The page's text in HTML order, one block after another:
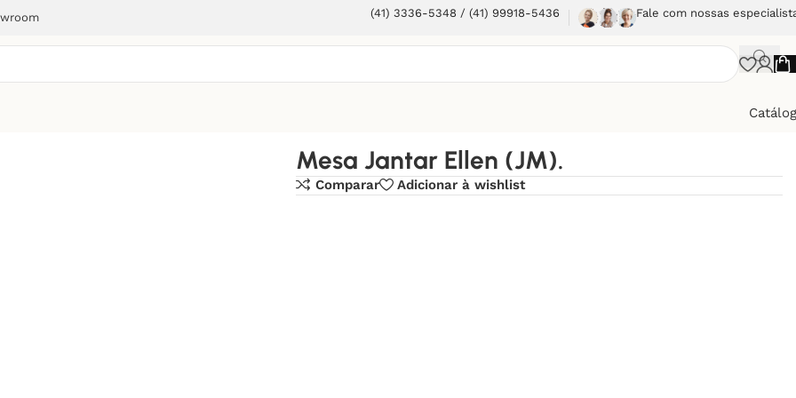
(41) 3336-5348 / (41) 99918-5436 Fale com nossas
Mesa Jantar Ellen (JM).
Comparar Adicionar à wishlist